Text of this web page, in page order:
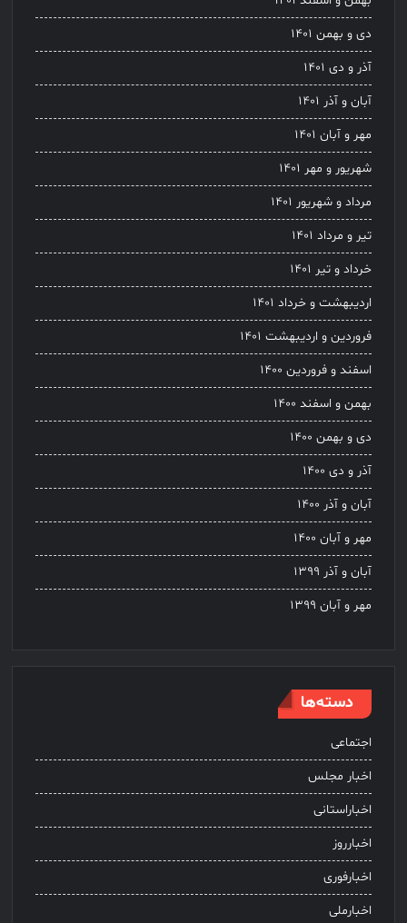
دی و بهمن ۱۴۰۱
آذر و دی ۱۴۰۱
آبان و آذر ۱۴۰۱
مهر و آبان ۱۴۰۱
شهریور و مهر ۱۴۰۱
مرداد و شهریور ۱۴۰۱
تیر و مرداد ۱۴۰۱
خرداد و تیر ۱۴۰۱
اردیبهشت و خرداد ۱۴۰۱
فروردین و اردیبهشت ۱۴۰۱
اسفند و فروردین ۱۴۰۰
بهمن و اسفند ۱۴۰۰
دی و بهمن ۱۴۰۰
آذر و دی ۱۴۰۰
آبان و آذر ۱۴۰۰
مهر و آبان ۱۴۰۰
آبان و آذر ۱۳۹۹
مهر و آبان ۱۳۹۹
دسته‌ها
اجتماعی
اخبار مجلس
اخباراستانی
اخبارروز
اخبارفوری
اخبارملی